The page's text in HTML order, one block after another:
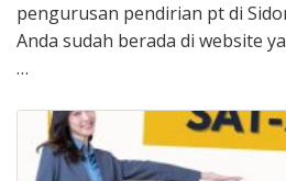
pengurusan pendirian pt di
Anda sudah berada di website
…